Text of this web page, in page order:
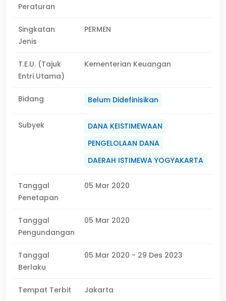
Peraturan
Singkatan
Jenis
PERMEN
T.E.U. (Tajuk
Entri Utama)
Kementerian Keuangan
Bidang Belum Didefinisikan
Subyek
DANA KEISTIMEWAAN
PENGELOLAAN DANA
DAERAH ISTIMEWA YOGYAKARTA
Tanggal
Penetapan
05 Mar 2020
Tanggal
Pengundangan
05 Mar 2020
Tanggal
Berlaku
05 Mar 2020 - 29 Des 2023
Tempat Terbit Jakarta